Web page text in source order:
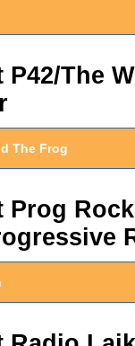
P42/The
The Frog
Prog